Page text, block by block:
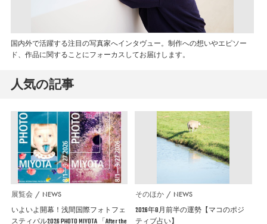
国内外で活躍する注目の写真家へインタヴュー。制作への想いやエピソー
ド、作品に関することにフォーカスしてお届けします。
人気の記事
展覧会 NEWS
いよいよ開幕！浅間国際フォトフェ
スティバル2026 PHOTO MIYOTA 「After the
そのほか NEWS
2026年8月前半の運勢【マコのポジ
ティブ占い】